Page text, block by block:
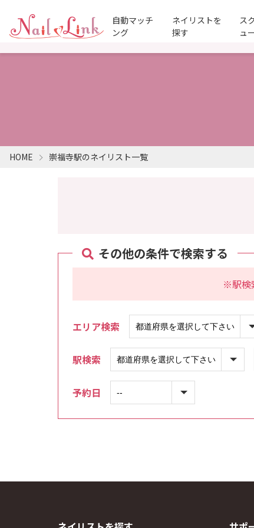
自動マッチ
ング
ネイリストを
探す
ス
ュ
HOME 崇福寺駅のネイリスト一覧
その他の条件で検索する
※駅検
エリア検索
駅検索
予約日